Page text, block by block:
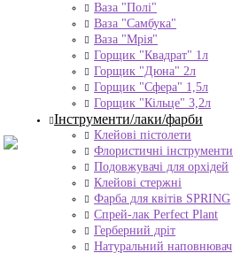
Ваза "Полі"
Ваза "Самбука"
Ваза "Мрія"
Горщик "Квадрат" 1л
Горщик "Дюна" 2л
Горщик "Сфера" 1,5л
Горщик "Кільце" 3,2л
Інструменти/лаки/фарби
Клейові пістолети
Флористичні інструменти
Подовжувачі для орхідей
Клейові стержні
Фарба для квітів SPRING
Спрей-лак Perfect Plant
Герберний дріт
Натуральний наповнювач